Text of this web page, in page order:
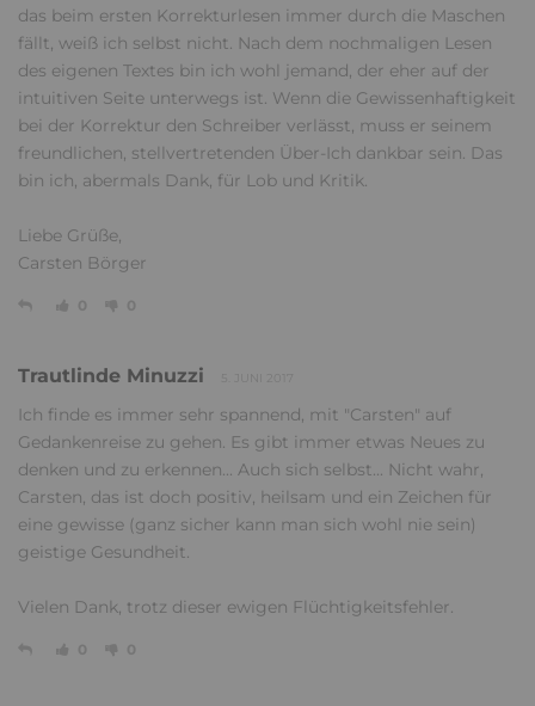
das beim ersten Korrekturlesen immer durch die Maschen
fällt, weiß ich selbst nicht. Nach dem nochmaligen Lesen
des eigenen Textes bin ich wohl jemand, der eher auf der
intuitiven Seite unterwegs ist. Wenn die Gewissenhaftigkeit
bei der Korrektur den Schreiber verlässt, muss er seinem
freundlichen, stellvertretenden Über-Ich dankbar sein. Das
bin ich, abermals Dank, für Lob und Kritik.
Liebe Grüße,
Carsten Börger
0 0
Trautlinde Minuzzi
Ich finde es immer sehr spannend, mit "Carsten" auf
Gedankenreise zu gehen. Es gibt immer etwas Neues zu
denken und zu erkennen... Auch sich selbst... Nicht wahr,
Carsten, das ist doch positiv, heilsam und ein Zeichen für
eine gewisse (ganz sicher kann man sich wohl nie sein)
geistige Gesundheit.
Vielen Dank, trotz dieser ewigen Flüchtigkeitsfehler.
0 0